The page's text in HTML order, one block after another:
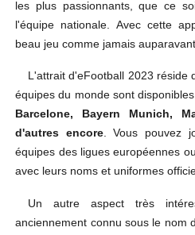
les plus passionnants, que ce
l'équipe nationale. Avec cette
beau jeu comme jamais auparavant.
L'attrait d'eFootball 2023 réside
équipes du monde sont
Barcelone, Bayern Munich,
d'autres encore. Vous pouvez
équipes des ligues européennes
avec leurs noms et uniformes
Un autre aspect très
anciennement connu sous le nom